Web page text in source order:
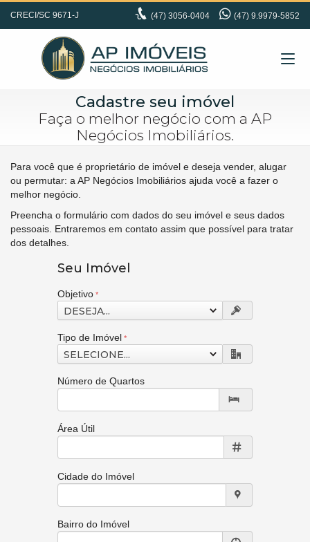
CRECI/SC 9671-J (47) 3056-0404 (47) 9.9979-5852
Cadastre seu imóvel
Faça o melhor negócio com a AP
Negócios Imobiliários.
Para você que é proprietário de imóvel e deseja vender, alugar
ou permutar: a AP Negócios Imobiliários ajuda você a fazer o
melhor negócio.
Preencha o formulário com dados do seu imóvel e seus dados
pessoais. Entraremos em contato assim que possível para tratar
dos detalhes.
Seu Imóvel
Objetivo
DESEJA...
Tipo de Imóvel
SELECIONE...
Número de Quartos
Área Útil
Cidade do Imóvel
Bairro do Imóvel